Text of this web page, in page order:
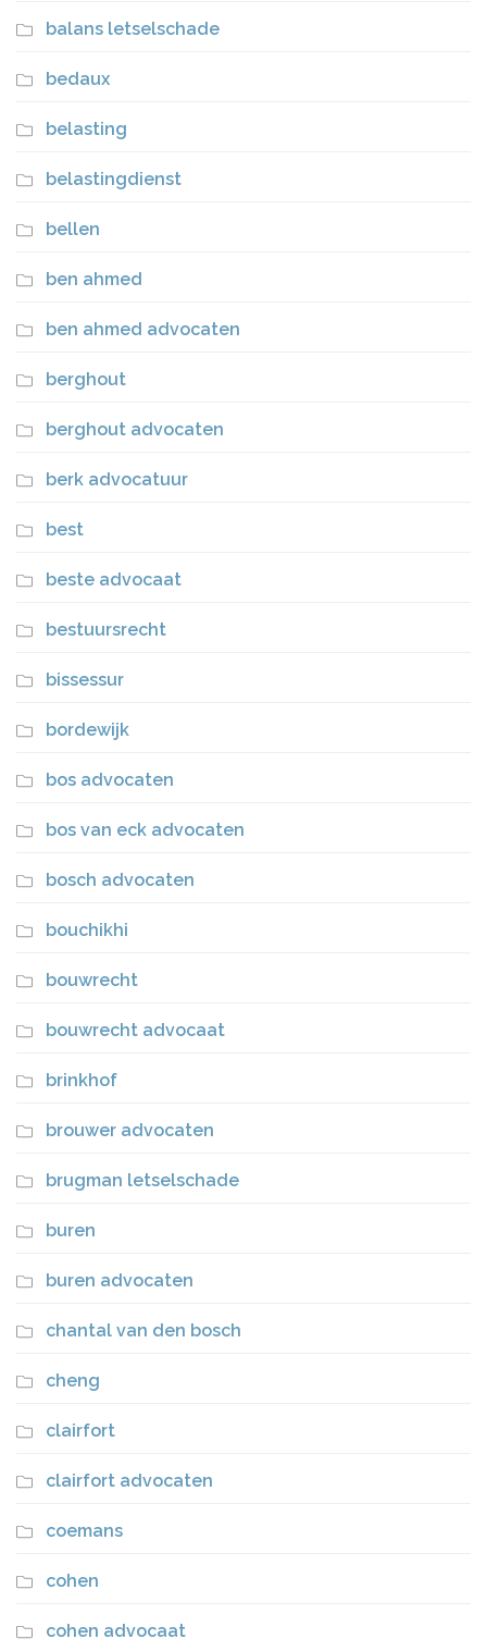
balans letselschade
bedaux
belasting
belastingdienst
bellen
ben ahmed
ben ahmed advocaten
berghout
berghout advocaten
berk advocatuur
best
beste advocaat
bestuursrecht
bissessur
bordewijk
bos advocaten
bos van eck advocaten
bosch advocaten
bouchikhi
bouwrecht
bouwrecht advocaat
brinkhof
brouwer advocaten
brugman letselschade
buren
buren advocaten
chantal van den bosch
cheng
clairfort
clairfort advocaten
coemans
cohen
cohen advocaat